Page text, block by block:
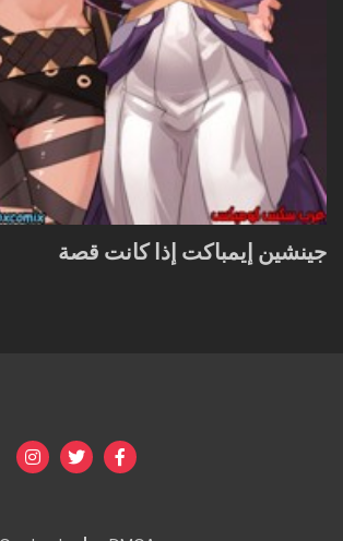
جينشين إيمباكت إذا كانت قصة